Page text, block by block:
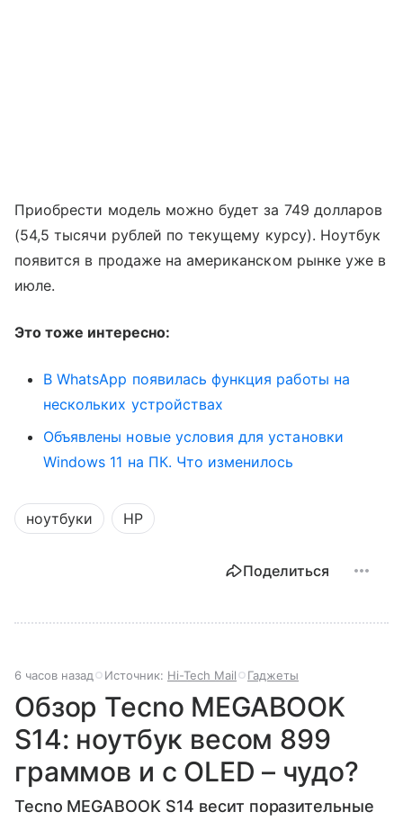
Приобрести модель можно будет за 749 долларов
(54,5 тысячи рублей по текущему курсу). Ноутбук
появится в продаже на американском рынке уже в
июле.
Это тоже интересно:
В WhatsApp появилась функция работы на
нескольких устройствах
Объявлены новые условия для установки
Windows 11 на ПК. Что изменилось
ноутбуки HP
Поделиться
6 часов назад Источник: Hi-Tech Mail Гаджеты
Обзор Tecno MEGABOOK
S14: ноутбук весом 899
граммов и с OLED – чудо?
Tecno MEGABOOK S14 весит поразительные